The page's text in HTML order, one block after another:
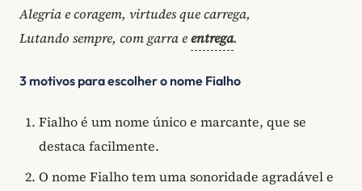
Alegria e coragem, virtudes que carrega,
Lutando sempre, com garra eentrega.
3 motivos para escolher o nome Fialho
Fialho é um nome único e marcante, que se
destaca facilmente.
O nome Fialho tem uma sonoridade agradável e